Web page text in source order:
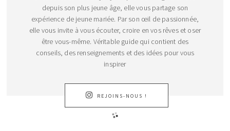
depuis son plus jeune âge, elle vous partage son
expérience de jeune mariée. Par son œil de passionnée,
elle vous invite à vous écouter, croire en vos rêves et oser
être vous-même. Véritable guide qui contient des
conseils, des renseignements et des idées pour vous
inspirer
REJOINS-NOUS !